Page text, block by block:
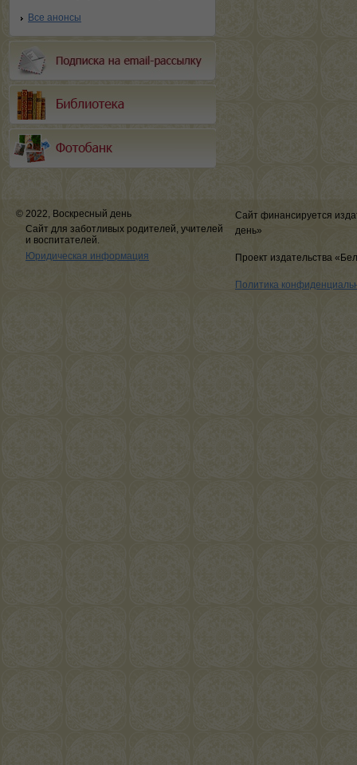
Все анонсы
© 2022, Воскресный день
Сайт для заботливых родителей, учителей
и воспитателей.
Юридическая информация
Сайт финансируется
день»
Проект издательства
Политика